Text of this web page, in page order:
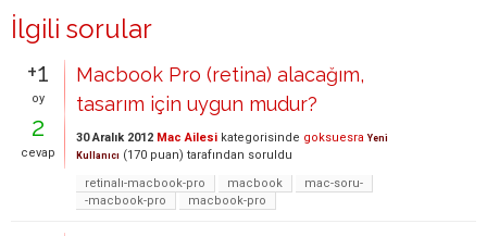
İlgili sorular
+1
oy
2
cevap
Macbook Pro (retina) alacağım,
tasarım için uygun mudur?
30 Aralık 2012 Mac Ailesi kategorisinde goksuesra Yeni
Kullanıcı (170 puan) tarafından soruldu
retinalı-macbook-pro
macbook
mac-soru-
-macbook-pro
macbook-pro